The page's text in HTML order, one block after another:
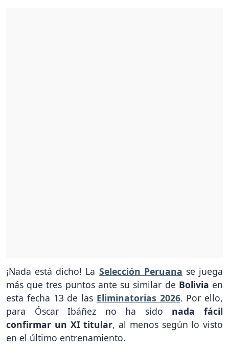
¡Nada está dicho! La Selección Peruana se juega
más que tres puntos ante su similar de Bolivia en
esta fecha 13 de las Eliminatorias 2026. Por ello,
para Óscar Ibáñez no ha sido nada fácil
confirmar un XI titular, al menos según lo visto
en el último entrenamiento.